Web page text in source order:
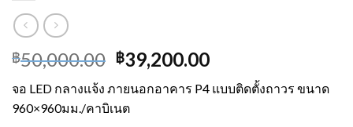
฿50,000.00 ฿39,200.00
จอ LED กลางแจ้ง ภายนอกอาคาร P4 แบบติดตั้งถาวร ขนาด
960×960มม./คาบิเนต